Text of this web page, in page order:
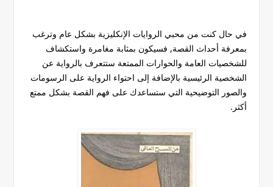
في حال كنت من محبي الروايات الإنكليزية بشكل عام وترغب
بمعرفة أحداث القصة, فسيكون بمثابة مغامرة واستكشاف
للشخصيات العامة والحوارات الممتعة ستتعرف بالرواية عن
الشخصية الرئيسية بالإضافة إلى احتواء الرواية على الرسومات
والصور التوضيحية التي ستساعدك على فهم القصة بشكل ممتع
أكثر.